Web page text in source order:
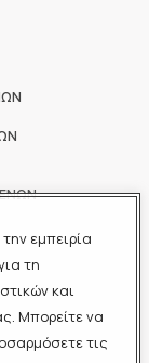
εμπειρία
τη
και
Μπορείτε να
τις